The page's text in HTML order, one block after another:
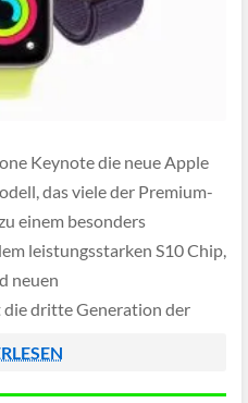
Keynote die neue Apple
das viele der Premium-
einem besonders
leistungsstarken S10 Chip,
neuen
dritte Generation der